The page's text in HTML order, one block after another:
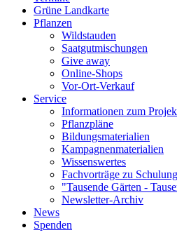
Grüne Landkarte
Pflanzen
Wildstauden
Saatgutmischungen
Give away
Online-Shops
Vor-Ort-Verkauf
Service
Informationen zum
Pflanzpläne
Bildungsmaterialien
Kampagnenmaterialien
Wissenswertes
Fachvorträge zu
"Tausende Gärten -
Newsletter-Archiv
News
Spenden